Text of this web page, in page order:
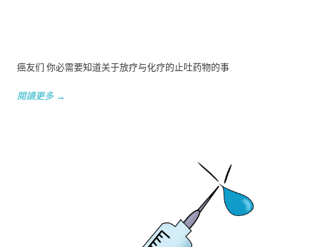
癌友们 你必需要知道关于放疗与化疗的止吐药物的事
閱讀更多 →